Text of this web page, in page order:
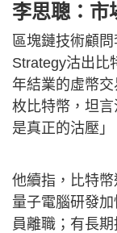
李思聰：市
區塊鏈技術顧
Strategy沽出比
年結業的虛幣
枚比特幣，坦
是真正的沽壓」
他續指，比特
量子電腦研發
員離職；有長